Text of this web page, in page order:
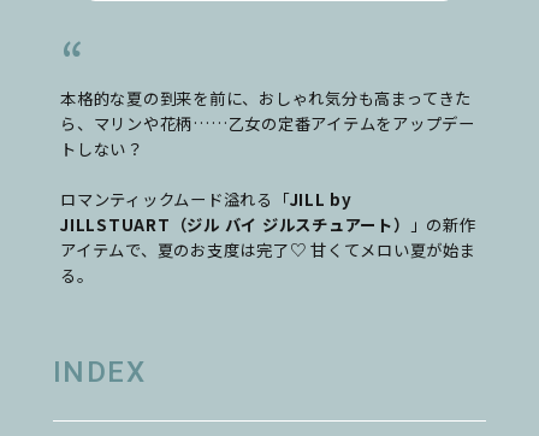
本格的な夏の到来を前に、おしゃれ気分も高まってきた
ら、マリンや花柄……乙女の定番アイテムをアップデー
トしない？
ロマンティックムード溢れる「JILL by
JILLSTUART（ジル バイ ジルスチュアート）
」の新作
アイテムで、夏のお支度は完了♡ 甘くてメロい夏が始ま
る。
INDEX